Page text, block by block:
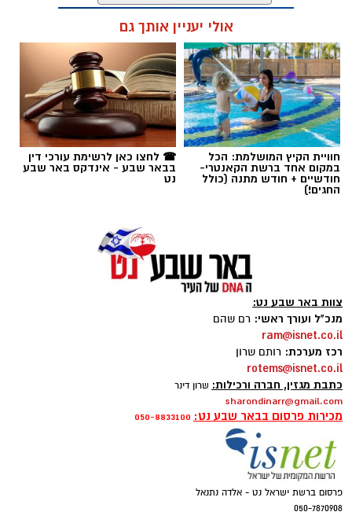
החל מיום שישי ולאורך כל השבת, נאלצו תושבי
כרמית להתמודד עם מציאות בלתי נתפסת
ולהאזין לצרורות ירי כבדים שהפרו לחלוטין את
השלווה באזור. התושבים המתוסכלים והמפוחדים
תיארו את סוף השבוע האחרון כרצף של אירועים
חריגים בעוצמתם, שזלגו מהיישוב הסמוך לקייה
וזרעו בהלה רבה. "זה היה ירי מטורף, כזה עוד לא
היה כאן", העיד אחד התושבים, שתיאר אווירת
פחד ושישי-שבת מטורפים לחלוטין, בהם קולות
בעקבות הדיווחים הרבים על קטטה אלימה המלווה
בירי חי בתוך לקייה, הוקפצו לזירה כוחות גדולים
של שוטרי תחנת העיירות, יחד עם לוחמי חטיבת
סה"ר ומשמר הגבול של מחוז דרום. הכוחות פתחו
בפעילות מבצעית מהירה ונרחבת בניסיון לאתר את
המעורבים, להפסיק את האש ולהחזיר את הביטחון
לתושבי האזור.
תגים:רמ''י
קרדיט: רמ"י
המדינה, בהובלת החטיבה לשמירה על הקרקע
ברשות מקרקעי ישראל (רמ"י), מחדשת בימים אלה
את עבודות הנטיעה באזור ואדי ענים שבנגב.
אולי יעניין אותך גם
חוויית הקיץ המושלמת: הכל
במקום אחד ברשת הקאנטרי-
חודשיים + חודש מתנה (כולל
החגים!)
☎ לחצו כאן לרשימת עורכי דין
בבאר שבע - אינדקס באר שבע
נט
צוות באר שבע נט:
מנכ"ל ועורך ראשי: רם שהם
ram@isnet.co.il
רכז מערכת: רותם שרון
rotems@isnet.co.il
כתבת מגזין, חברה ורכילות: שרון דינר
sharondinarr@gmail.com
מכירות פרסום בבאר שבע נט: 050-8833100
פרסום ברשת ישראל נט - אלדה נתנאל
050-7870908